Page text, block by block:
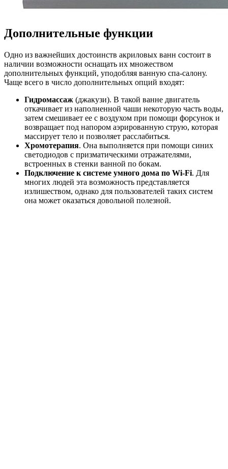
Дополнительные функции
Одно из важнейших достоинств акриловых ванн состоит в
наличии возможности оснащать их множеством
дополнительных функций, уподобляя ванную спа-салону.
Чаще всего в число дополнительных опций входят:
Гидромассаж (джакузи). В такой ванне двигатель
откачивает из наполненной чаши некоторую часть воды,
затем смешивает ее с воздухом при помощи форсунок и
возвращает под напором аэрированную струю, которая
массирует тело и позволяет расслабиться.
Хромотерапия. Она выполняется при помощи синих
светодиодов с призматическими отражателями,
встроенных в стенки ванной по бокам.
Подключение к системе умного дома по Wi-Fi. Для
многих людей эта возможность представляется
излишеством, однако для пользователей таких систем
она может оказаться довольной полезной.